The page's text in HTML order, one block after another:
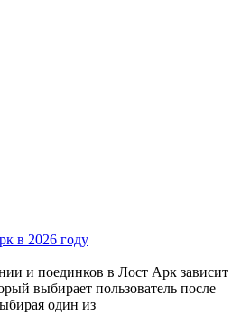
в 2026 году
и поединков в Лост Арк зависит
выбирает пользователь после
один из